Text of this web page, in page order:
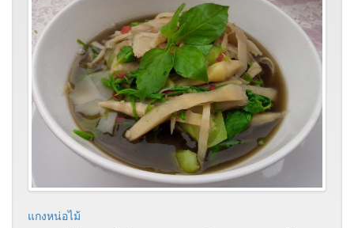
แกงหน่อไม้